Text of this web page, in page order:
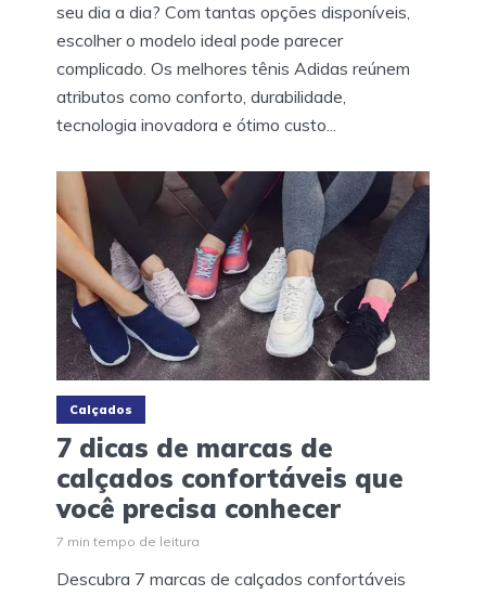
seu dia a dia? Com tantas opções disponíveis,
escolher o modelo ideal pode parecer
complicado. Os melhores tênis Adidas reúnem
atributos como conforto, durabilidade,
tecnologia inovadora e ótimo custo...
Calçados
7 dicas de marcas de
calçados confortáveis que
você precisa conhecer
7 min tempo de leitura
Descubra 7 marcas de calçados confortáveis